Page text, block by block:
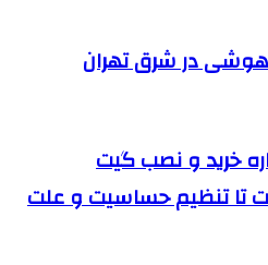
در شرق تهران
خرید و نصب گیت
تا تنظیم حساسیت و علت